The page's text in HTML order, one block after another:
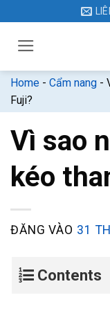
dung
Home - Cẩm nang -
Fuji?
Vì sao
kéo
ĐĂNG VÀO 31
Contents